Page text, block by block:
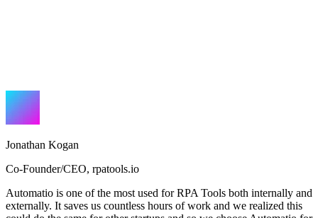
Jonathan Kogan
Co-Founder/CEO, rpatools.io
Automatio is one of the most used for RPA Tools both internally and
externally. It saves us countless hours of work and we realized this